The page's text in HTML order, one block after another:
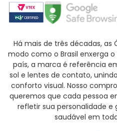
Há mais de três décadas,
modo como o Brasil enxerga
país, a marca é referência
sol e lentes de contato,
conforto visual. Nosso
queremos que cada pessoa
refletir sua personalidade e
saudável em